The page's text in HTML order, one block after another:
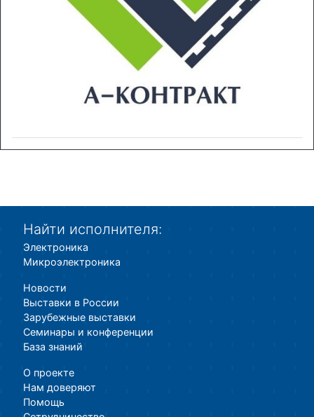
Найти исполнителя:
Электроника
Микроэлектроника
Новости
Выставки в России
Зарубежные выставки
Семинары и конференции
База знаний
О проекте
Нам доверяют
Помощь